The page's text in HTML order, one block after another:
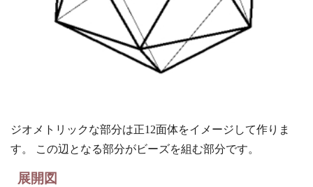
ジオメトリックな部分は正12面体をイメージして作りま
す。 この辺となる部分がビーズを組む部分です。
展開図